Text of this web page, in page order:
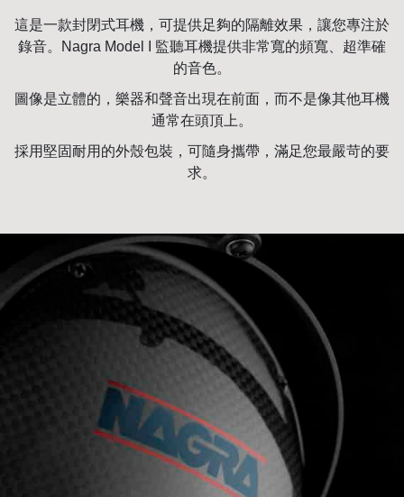
這是一款封閉式耳機，可提供足夠的隔離效果，讓您專注於
錄音。Nagra Model I 監聽耳機提供非常寬的頻寬、超準確
的音色。
圖像是立體的，樂器和聲音出現在前面，而不是像其他耳機
通常在頭頂上。
採用堅固耐用的外殼包裝，可隨身攜帶，滿足您最嚴苛的要
求。